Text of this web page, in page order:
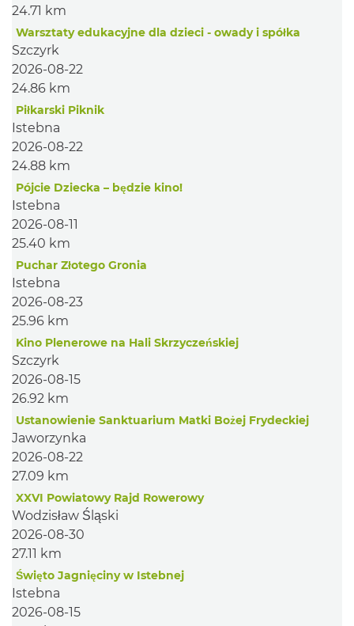
24.71 km
Warsztaty edukacyjne dla dzieci - owady i spółka
Szczyrk
2026-08-22
24.86 km
Piłkarski Piknik
Istebna
2026-08-22
24.88 km
Pójcie Dziecka – będzie kino!
Istebna
2026-08-11
25.40 km
Puchar Złotego Gronia
Istebna
2026-08-23
25.96 km
Kino Plenerowe na Hali Skrzyczeńskiej
Szczyrk
2026-08-15
26.92 km
Ustanowienie Sanktuarium Matki Bożej Frydeckiej
Jaworzynka
2026-08-22
27.09 km
XXVI Powiatowy Rajd Rowerowy
Wodzisław Śląski
2026-08-30
27.11 km
Święto Jagnięciny w Istebnej
Istebna
2026-08-15